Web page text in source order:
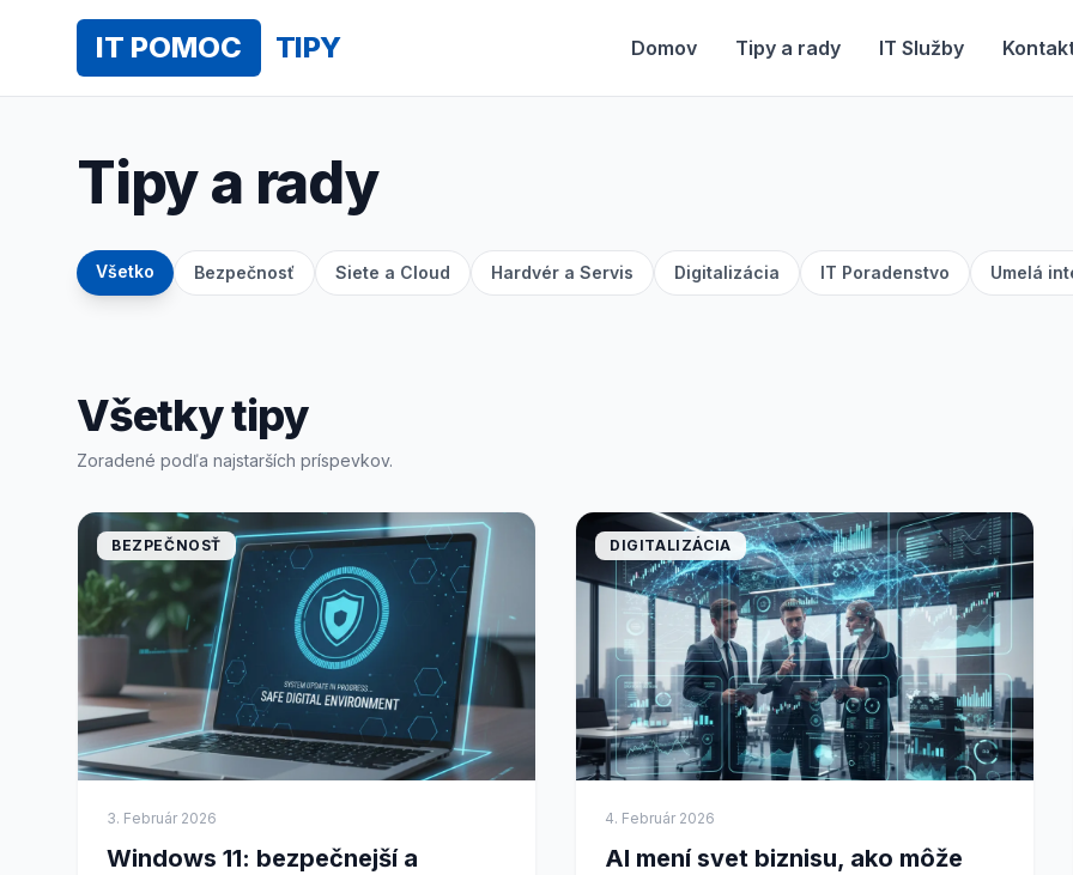
IT POMOC TIPY Domov Tipy a rady IT Služby
Tipy a rady
Všetko Bezpečnosť Siete a Cloud Hardvér a Servis Digitalizácia IT Poradenstvo Umelá
Všetky tipy
Zoradené podľa najstarších príspevkov.
BEZPEČNOSŤ
3. Február 2026
Windows 11: bezpečnejší a
DIGITALIZÁCIA
4. Február 2026
AI mení svet biznisu, ako môže